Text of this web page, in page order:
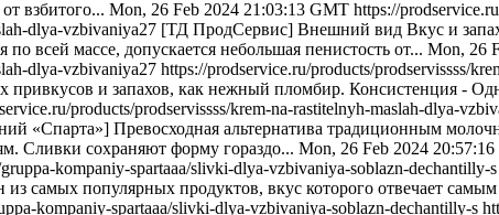
взбитого... Mon, 26 Feb 2024 21:03:13 GMT https://
dlya-vzbivaniya27 [ТД ПродСервис] Внешний вид Вкус и
всей массе, допускается небольшая пенистость от... Mon, 26
dlya-vzbivaniya27 https://prodservice.ru/products/prodservissss/
и запахов, как нежный пломбир. Консистенция -
products/prodservissss/krem-na-rastitelnyh-maslah-dlya-
«Спарта»] Превосходная альтернатива традиционным
Сливки сохраняют форму гораздо... Mon, 26 Feb 2024
kompaniy-spartaaa/slivki-dlya-vzbivaniya-soblazn-dechantilly-s
самых популярных продуктов, вкус которого отвечает
kompaniy-spartaaa/slivki-dlya-vzbivaniya-soblazn-dechantilly-s